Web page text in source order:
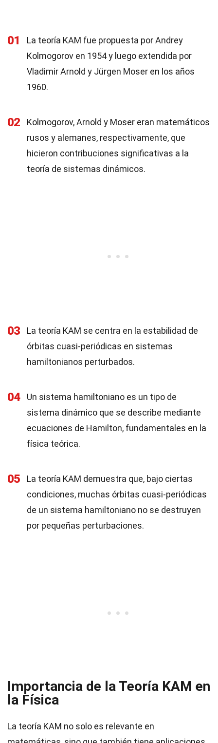
01
La teoría KAM fue propuesta por Andrey
Kolmogorov en 1954 y luego extendida por
Vladimir Arnold y Jürgen Moser en los años
1960.
02
Kolmogorov, Arnold y Moser eran matemáticos
rusos y alemanes, respectivamente, que
hicieron contribuciones significativas a la
teoría de sistemas dinámicos.
03
La teoría KAM se centra en la estabilidad de
órbitas cuasi-periódicas en sistemas
hamiltonianos perturbados.
04
Un sistema hamiltoniano es un tipo de
sistema dinámico que se describe mediante
ecuaciones de Hamilton, fundamentales en la
física teórica.
05
La teoría KAM demuestra que, bajo ciertas
condiciones, muchas órbitas cuasi-periódicas
de un sistema hamiltoniano no se destruyen
por pequeñas perturbaciones.
Importancia de la Teoría KAM en
la Física
La teoría KAM no solo es relevante en